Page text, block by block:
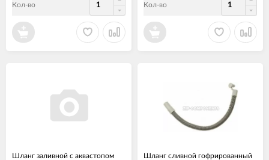
Кол-во Кол-во
Шланг заливной с аквастопом
Шланг сливной гофрированный